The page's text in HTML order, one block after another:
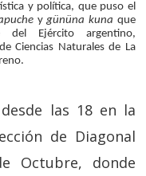
y política, que puso el
ygününa kuna que
Ejército argentino,
Ciencias Naturales de La
las 18 en la
de Diagonal
Octubre, donde